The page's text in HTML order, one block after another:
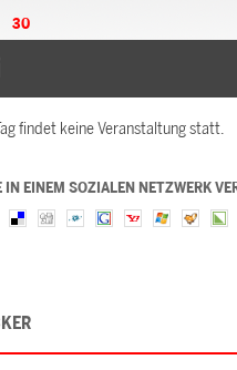
30
findet keine Veranstaltung statt.
IN EINEM SOZIALEN NETZWERK